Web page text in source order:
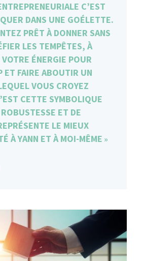
C’EST
DANS UNE GOÉLETTE.
PRÊT À DONNER SANS
LES TEMPÊTES, À
ÉNERGIE POUR
ET FAIRE ABOUTIR UN
VOUS CROYEZ
CETTE SYMBOLIQUE
ET DE
LE MIEUX
À YANN ET À MOI-MÊME